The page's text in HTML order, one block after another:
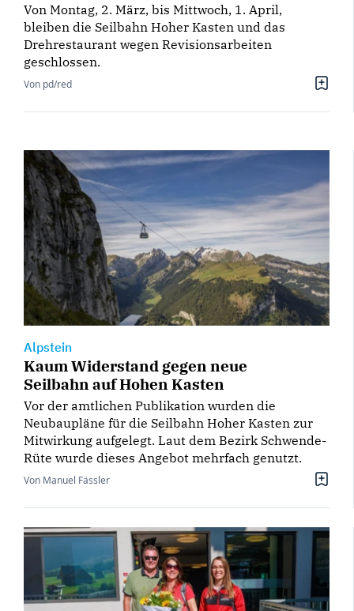
Von Montag, 2. März, bis Mittwoch, 1. April,
bleiben die Seilbahn Hoher Kasten und das
Drehrestaurant wegen Revisionsarbeiten
geschlossen.
Von pd/red
Alpstein
Kaum Widerstand gegen neue
Seilbahn auf Hohen Kasten
Vor der amtlichen Publikation wurden die
Neubaupläne für die Seilbahn Hoher Kasten zur
Mitwirkung aufgelegt. Laut dem Bezirk Schwende-
Rüte wurde dieses Angebot mehrfach genutzt.
Von Manuel Fässler